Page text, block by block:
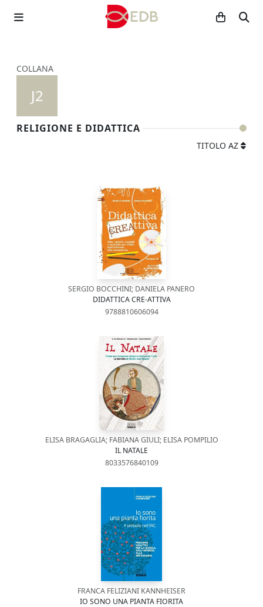
COLLANA
J2
RELIGIONE E DIDATTICA
TITOLO AZ
SERGIO BOCCHINI; DANIELA PANERO
DIDATTICA CRE-ATTIVA
9788810606094
ELISA BRAGAGLIA; FABIANA GIULI; ELISA POMPILIO
IL NATALE
8033576840109
FRANCA FELIZIANI KANNHEISER
IO SONO UNA PIANTA FIORITA